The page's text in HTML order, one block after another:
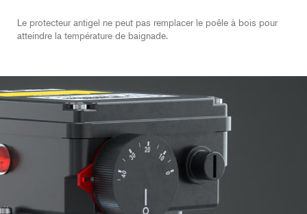
Le protecteur antigel ne peut pas remplacer le poêle à bois pour
atteindre la température de baignade.